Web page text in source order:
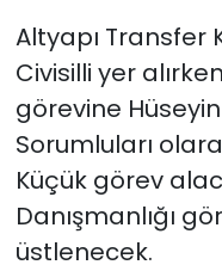
Altyapı Transfer
Civisilli yer
görevine Hüseyin
Sorumluları
Küçük görev
Danışmanlığı
üstlenecek.